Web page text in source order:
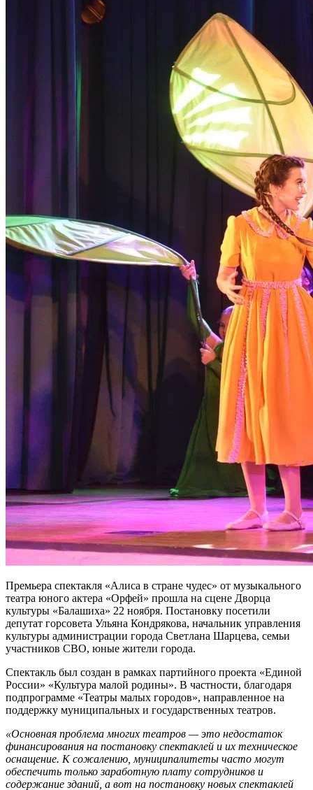
Премьера спектакля «Алиса в стране чудес» от музыкального
театра юного актера «Орфей» прошла на сцене Дворца
культуры «Балашиха» 22 ноября. Постановку посетили
депутат горсовета Ульяна Кондрякова, начальник управления
культуры администрации города Светлана Шарцева, семьи
участников СВО, юные жители города.
Спектакль был создан в рамках партийного проекта «Единой
России» «Культура малой родины». В частности, благодаря
подпрограмме «Театры малых городов», направленное на
поддержку муниципальных и государственных театров.
«Основная проблема многих театров — это недостаток
финансирования на постановку спектаклей и их техническое
оснащение. К сожалению, муниципалитеты часто могут
обеспечить только заработную плату сотрудников и
содержание зданий, а вот на постановку новых спектаклей